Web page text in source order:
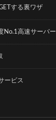
する裏ワザ
No.1高速サーバー
ービス